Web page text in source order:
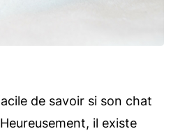
de savoir si son chat
il existe